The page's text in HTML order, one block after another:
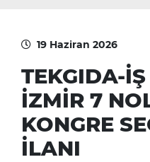
19 Haziran 2026
TEKGIDA-
İZMİR 7
KONGRE
İLANI